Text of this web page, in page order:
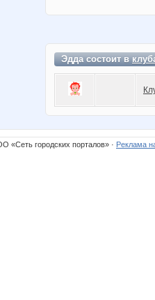
Эдда состоит в
«Сеть городских порталов» · Реклама